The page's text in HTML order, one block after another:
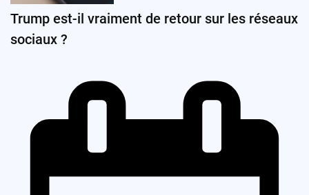
Trump est-il vraiment de retour sur les réseaux
sociaux ?